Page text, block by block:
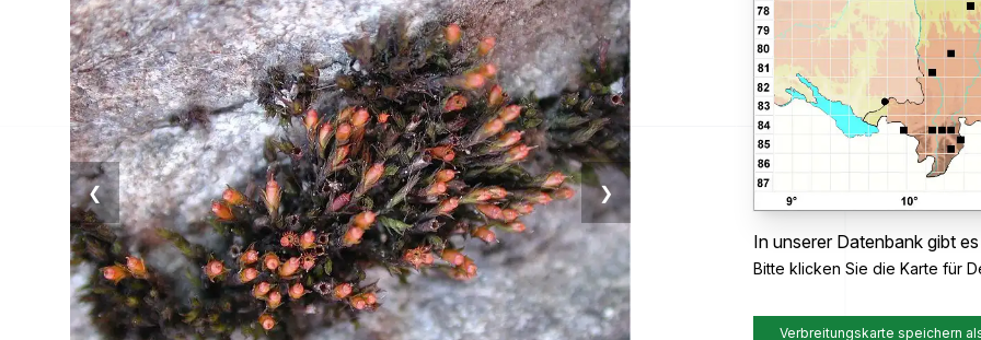
❮ ❯
In unserer Datenbank gibt
Bitte klicken Sie die Karte für
Verbreitungskarte speichern